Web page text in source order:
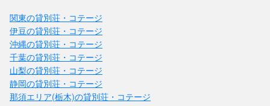
関東の貸別荘・コテージ
伊豆の貸別荘・コテージ
沖縄の貸別荘・コテージ
千葉の貸別荘・コテージ
山梨の貸別荘・コテージ
静岡の貸別荘・コテージ
那須エリア(栃木)の貸別荘・コテージ